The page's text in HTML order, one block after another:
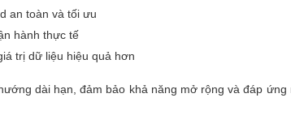
an toàn và tối ưu
hành thực tế
trị dữ liệu hiệu quả hơn
dài hạn, đảm bảo khả năng mở rộng và đáp ứng